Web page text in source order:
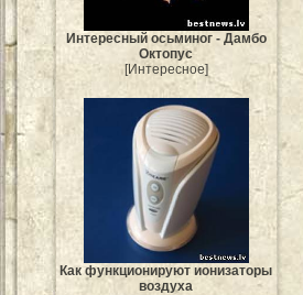
Интересный осьминог - Дамбо
Октопус
[Интересное]
Как функционируют ионизаторы
воздуха